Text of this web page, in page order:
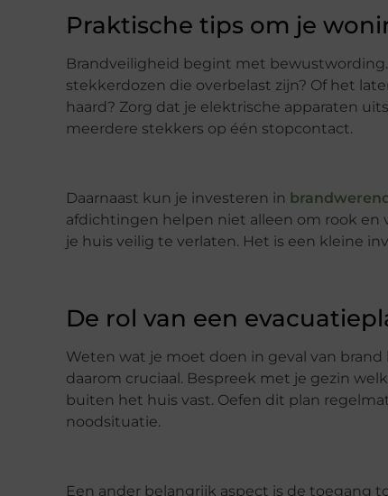
Praktische tips om je
Brandveiligheid begint met
stekkerdozen die overbelast zijn? Of het
haard? Zorg dat je elektrische apparaten
meerdere stekkers op één stopcontact.
Daarnaast kun je investeren in
afdichtingen helpen niet alleen om rook en
je huis veilig te verlaten. Het is een kleine
De rol van een
Weten wat je moet doen in geval van
daarom cruciaal. Bespreek met je gezin
buiten het huis vast. Oefen dit plan
noodsituatie.
Een ander belangrijk aspect is de toegang